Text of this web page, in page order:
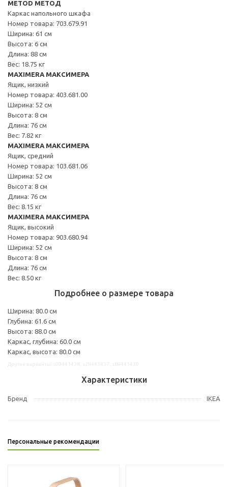
METOD МЕТОД
Каркас напольного шкафа
Номер товара: 703.679.91
Ширина: 61 см
Высота: 6 см
Длина: 88 см
Вес: 18.75 кг
MAXIMERA МАКСИМЕРА
Ящик, низкий
Номер товара: 403.681.00
Ширина: 52 см
Высота: 8 см
Длина: 76 см
Вес: 7.82 кг
MAXIMERA МАКСИМЕРА
Ящик, средний
Номер товара: 103.681.06
Ширина: 52 см
Высота: 8 см
Длина: 76 см
Вес: 8.15 кг
MAXIMERA МАКСИМЕРА
Ящик, высокий
Номер товара: 903.680.94
Ширина: 52 см
Высота: 8 см
Длина: 76 см
Вес: 8.50 кг
Подробнее о размере товара
Ширина: 80.0 см
Глубина: 61.6 см
Высота: 88.0 см
Каркас, глубина: 60.0 см
Каркас, высота: 80.0 см
Характеристики
Бренд IKEA
Персональные рекомендации